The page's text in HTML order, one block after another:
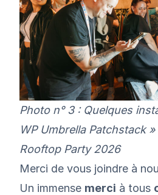
Photo n° 3 : Quelques
WP Umbrella Patchstack
Rooftop Party 2026
Merci de vous joindre à
Un immense merci à tous